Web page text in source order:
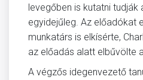
levegőben is kutatni tudják
egyidejűleg. Az előadókat
munkatárs is elkísérte,
az előadás alatt elbűvölte
A végzős idegenvezető